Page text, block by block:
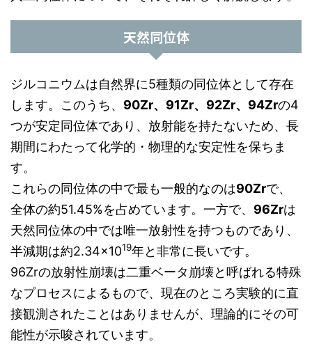
天然同位体
ジルコニウムは自然界に5種類の同位体として存在
します。このうち、 90Zr、91Zr、92Zr、94Zrの4
つが安定同位体であり、放射能を持たないため、長
期間にわたって化学的・物理的な安定性を保ちま
す。
これらの同位体の中で最も一般的なのは90Zrで、
全体の約51.45%を占めています。一方で、 96Zrは
天然同位体の中では唯一放射性を持つものであり、
半減期は約2.34×1019年と非常に長いです。
96Zrの放射性崩壊は二重ベータ崩壊と呼ばれる特殊
なプロセスによるもので、現在のところ実験的に直
接観測されたことはありませんが、理論的にその可
能性が示唆されています。